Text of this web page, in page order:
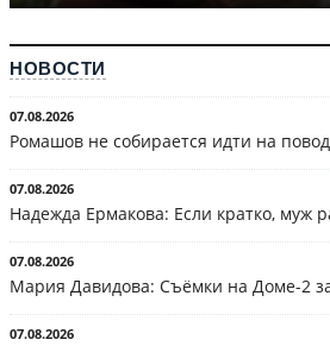
НОВОСТИ
07.08.2026
Ромашов не собирается идти на
07.08.2026
Надежда Ермакова: Если кратко, муж
07.08.2026
Мария Давидова: Съёмки на Доме-2
07.08.2026